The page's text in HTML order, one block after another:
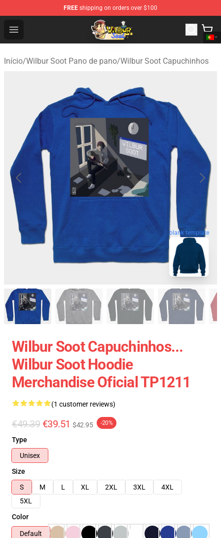
FREE shipping on orders over $100
Open menu
Wilbur Soot Shop - Official Wilbur Soot Merchandise
Início/Wilbur Soot Pano de pano/Wilbur Soot Capuchinhos
blank template
Wilbur Soot Capuchinhos...
Wilbur Soot Hoodie
Merchandise Oficial TP1211
(1 customer reviews)
€49.39 €39.51 $42.95 -20%
Type
Unisex
Size
S
M L XL 2XL 3XL
4XL
5XL
Color
Default